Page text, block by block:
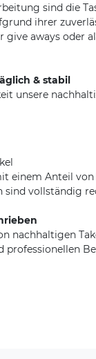
sind die
ihrer
aways oder
& stabil
unsere
einem Anteil
sind vollständig
nachhaltigen